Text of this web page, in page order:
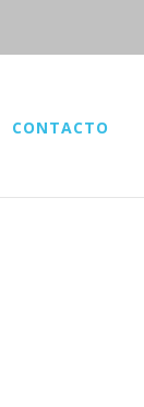
CONTACTO